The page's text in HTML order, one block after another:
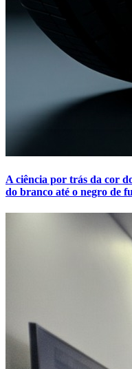
A ciência por trás da cor
do branco até o negro de